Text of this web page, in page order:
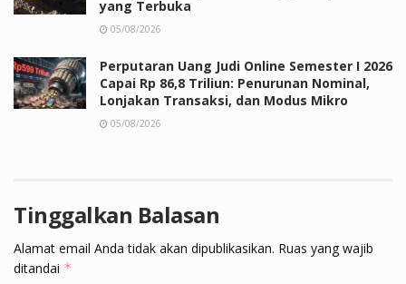
yang Terbuka
05/08/2026
Perputaran Uang Judi Online Semester I 2026
Capai Rp 86,8 Triliun: Penurunan Nominal,
Lonjakan Transaksi, dan Modus Mikro
05/08/2026
Tinggalkan Balasan
Alamat email Anda tidak akan dipublikasikan. Ruas yang wajib
ditandai *